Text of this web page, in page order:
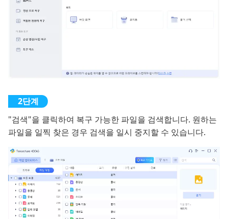
"검색"을 클릭하여 복구 가능한 파일을 검색합니다. 원하는
파일을 일찍 찾은 경우 검색을 일시 중지할 수 있습니다.